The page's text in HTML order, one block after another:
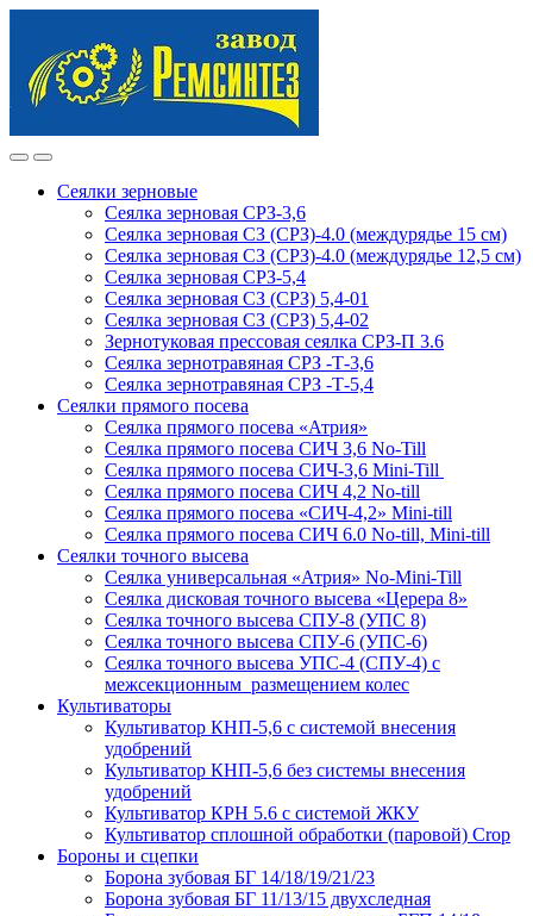
navigation
content
Сеялки зерновые
Сеялка зерновая СРЗ-3,6
Сеялка зерновая СЗ (СРЗ)-4.0 (междурядье 15 см)
Сеялка зерновая СЗ (СРЗ)-4.0 (междурядье 12,5 см)
Сеялка зерновая СРЗ-5,4
Сеялка зерновая СЗ (СРЗ) 5,4-01
Сеялка зерновая СЗ (СРЗ) 5,4-02
Зернотуковая прессовая сеялка СРЗ-П 3.6
Сеялка зернотравяная СРЗ -Т-3,6
Сеялка зернотравяная СРЗ -Т-5,4
Сеялки прямого посева
Сеялка прямого посева «Атрия»
Сеялка прямого посева СИЧ 3,6 No-Till
Сеялка прямого посева СИЧ-3,6 Mini-Till
Сеялка прямого посева СИЧ 4,2 No-till
Сеялка прямого посева «СИЧ-4,2» Mini-till
Сеялка прямого посева СИЧ 6.0 No-till, Mini-till
Сеялки точного высева
Сеялка универсальная «Атрия» No-Mini-Till
Сеялка дисковая точного высева «Церера 8»
Сеялка точного высева СПУ-8 (УПС 8)
Сеялка точного высева СПУ-6 (УПС-6)
Сеялка точного высева УПС-4 (СПУ-4) с
межсекционным размещением колес
Культиваторы
Культиватор КНП-5,6 с системой внесения
удобрений
Культиватор КНП-5,6 без системы внесения
удобрений
Культиватор КРН 5.6 с системой ЖКУ
Культиватор сплошной обработки (паровой) Crop
Бороны и сцепки
Борона зубовая БГ 14/18/19/21/23
Борона зубовая БГ 11/13/15 двухследная